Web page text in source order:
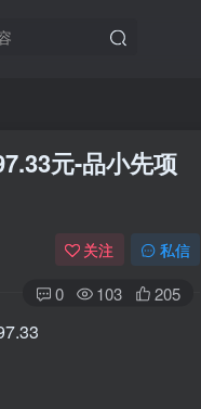
元-品小先项
关注 私信
0 103 205